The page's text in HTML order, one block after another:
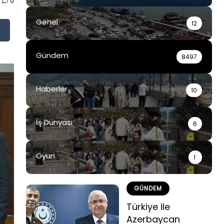
Genel 12
Gündem 8497
Haberler 10
İş Dünyası 6
Oyun 1
GÜNDEM
Türkiye ile
Azerbaycan